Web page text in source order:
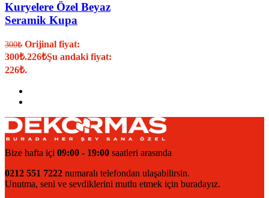
Kuryelere Özel Beyaz
Seramik Kupa
300₺ Orijinal fiyat:
300₺.226₺Şu andaki fiyat:
226₺.
Bize hafta içi 09:00 - 19:00 saatleri arasında
0212 551 7222 numaralı telefondan ulaşabilirsin.
Unutma, seni ve sevdiklerini mutlu etmek için buradayız.